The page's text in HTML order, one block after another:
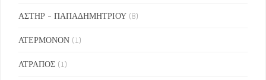
ΑΣΤΗΡ - ΠΑΠΑΔΗΜΗΤΡΙΟΥ (8)
ΑΤΕΡΜΟΝΟΝ (1)
ΑΤΡΑΠΟΣ (1)